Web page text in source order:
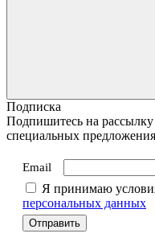
Подписка
Подпишитесь на
специальных
Email
Я принимаю
персональных данных